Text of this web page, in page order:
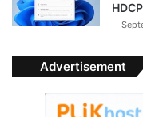
Advertisement